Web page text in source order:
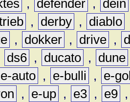
, defender , dein
, derby , diablo
, dokker , drive ,
ds6 , ducato , dune
e-auto , e-bulli ,
e-
, e-up , e3 , e9